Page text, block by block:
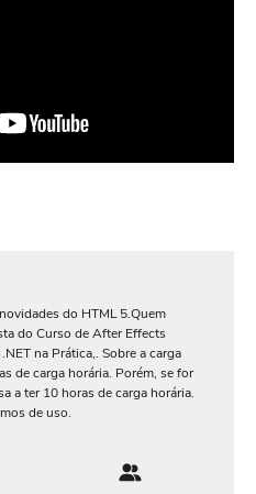
do HTML 5.Quem
do Curso de After Effects
na Prática,. Sobre a carga
de carga horária. Porém, se for
a ter 10 horas de carga horária.
de uso.